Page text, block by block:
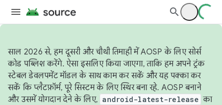
साल 2026 से, हम दूसरी और चौथी तिमाही में AOSP के लिए सोर्स
कोड पब्लिश करेंगे. ऐसा इसलिए किया जाएगा, ताकि हम अपने ट्रंक
स्टेबल डेवलपमेंट मॉडल के साथ काम कर सकें और यह पक्का कर
सकें कि प्लैटफ़ॉर्म, पूरे सिस्टम के लिए स्थिर बना रहे. AOSP बनाने
और उसमें योगदान देने के लिए, android-latest-release का